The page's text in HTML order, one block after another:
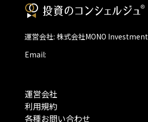
運営会社: 株式会社MONO Investment
Email:
運営会社
利用規約
各種お問い合わせ